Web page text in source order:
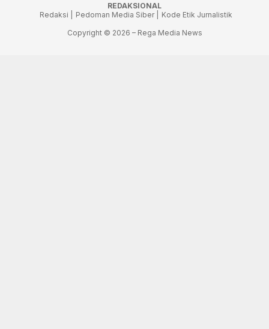
REDAKSIONAL
Redaksi |
Pedoman Media Siber |
Kode Etik Jurnalistik
Copyright © 2026 – Rega Media News